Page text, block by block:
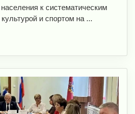
к систематическим
и спортом на ...